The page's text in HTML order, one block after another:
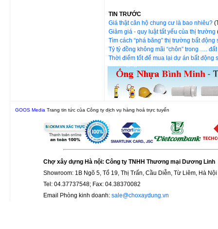
TIN TRƯỚC
Giá thật căn hộ chung cư là bao nhiêu?
Giảm giá - quy luật tất yếu của thị trường
Tìm cách “phá băng” thị trường bất động
Tỷ tỷ đồng không mãi “chôn” trong ….
Thời điểm tốt để mua lại dự án bất động
GOOS Media Trang tin tức của Công ty dịch vụ hàng hoá trực tuyến
Chợ xây dựng Hà nội: Công ty TNHH Thương mại Dương Linh
Showroom: 1B Ngõ 5, Tổ 19, Thị Trấn, Cầu Diễn, Từ Liêm, Hà Nội
Tel: 04.37737548; Fax: 04.38370082
Email Phòng kinh doanh: sale@choxaydung.vn